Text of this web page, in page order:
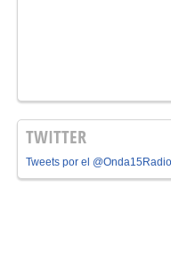
TWITTER
Tweets por el